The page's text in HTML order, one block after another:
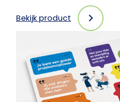
Bekijk product
:
pennen